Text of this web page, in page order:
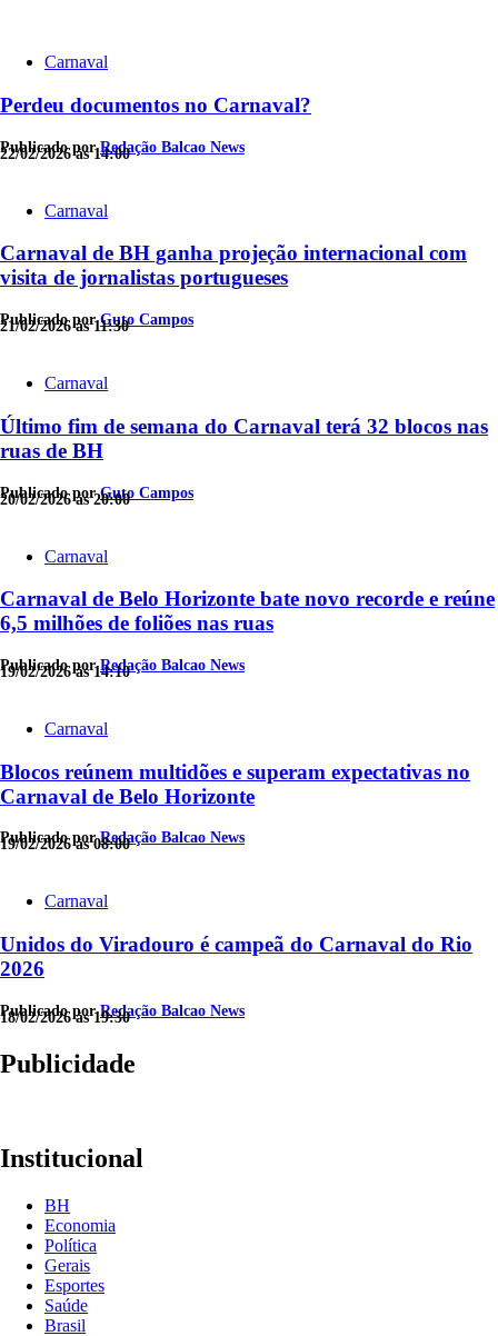
Carnaval
Perdeu documentos no Carnaval?
Publicado porRedação Balcao News
22/02/2026 às 14:00
Carnaval
Carnaval de BH ganha projeção internacional com
visita de jornalistas portugueses
Publicado porGuto Campos
21/02/2026 às 11:30
Carnaval
Último fim de semana do Carnaval terá 32 blocos nas
ruas de BH
Publicado porGuto Campos
20/02/2026 às 20:00
Carnaval
Carnaval de Belo Horizonte bate novo recorde e reúne
6,5 milhões de foliões nas ruas
Publicado porRedação Balcao News
19/02/2026 às 14:10
Carnaval
Blocos reúnem multidões e superam expectativas no
Carnaval de Belo Horizonte
Publicado porRedação Balcao News
19/02/2026 às 08:00
Carnaval
Unidos do Viradouro é campeã do Carnaval do Rio
2026
Publicado porRedação Balcao News
18/02/2026 às 19:30
Publicidade
Institucional
BH
Economia
Política
Gerais
Esportes
Saúde
Brasil